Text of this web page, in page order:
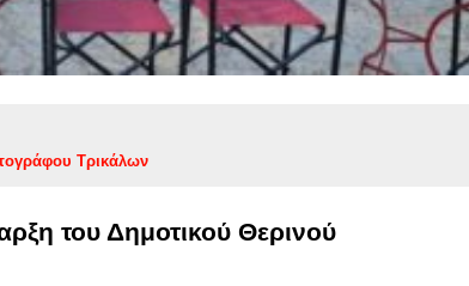
Τρικάλων
του Δημοτικού Θερινού